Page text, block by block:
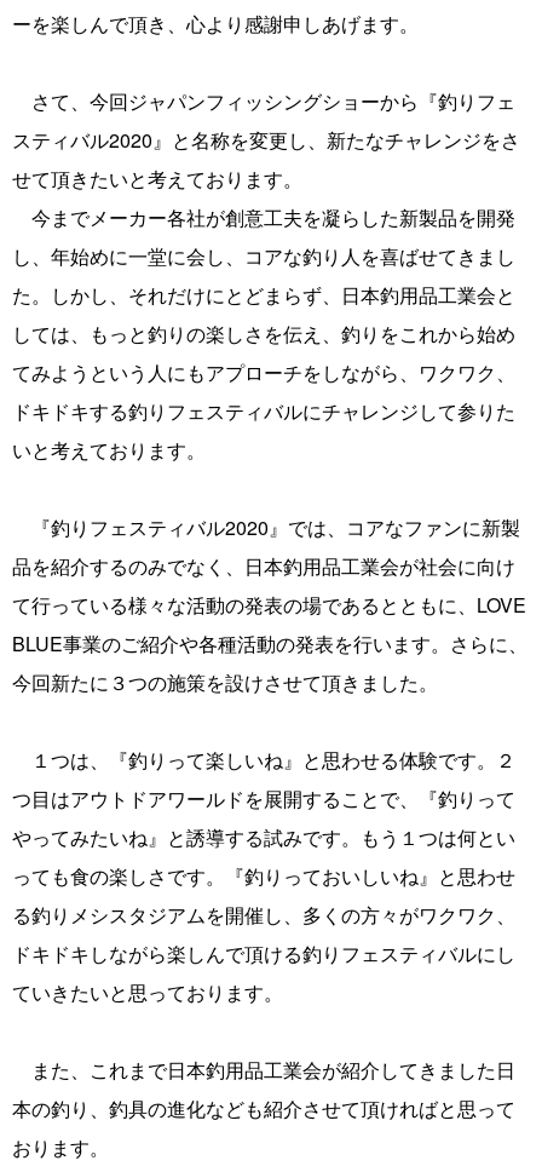
ーを楽しんで頂き、心より感謝申しあげます。
さて、今回ジャパンフィッシングショーから『釣りフェ
スティバル2020』と名称を変更し、新たなチャレンジをさ
せて頂きたいと考えております。
今までメーカー各社が創意工夫を凝らした新製品を開発
し、年始めに一堂に会し、コアな釣り人を喜ばせてきまし
た。しかし、それだけにとどまらず、日本釣用品工業会と
しては、もっと釣りの楽しさを伝え、釣りをこれから始め
てみようという人にもアプローチをしながら、ワクワク、
ドキドキする釣りフェスティバルにチャレンジして参りた
いと考えております。
『釣りフェスティバル2020』では、コアなファンに新製
品を紹介するのみでなく、日本釣用品工業会が社会に向け
て行っている様々な活動の発表の場であるとともに、LOVE
BLUE事業のご紹介や各種活動の発表を行います。さらに、
今回新たに３つの施策を設けさせて頂きました。
１つは、『釣りって楽しいね』と思わせる体験です。２
つ目はアウトドアワールドを展開することで、『釣りって
やってみたいね』と誘導する試みです。もう１つは何とい
っても食の楽しさです。『釣りっておいしいね』と思わせ
る釣りメシスタジアムを開催し、多くの方々がワクワク、
ドキドキしながら楽しんで頂ける釣りフェスティバルにし
ていきたいと思っております。
また、これまで日本釣用品工業会が紹介してきました日
本の釣り、釣具の進化なども紹介させて頂ければと思って
おります。